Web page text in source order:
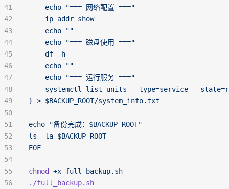
    echo "=== 网络配置 ==="
    ip addr show
    echo ""
    echo "=== 磁盘使用 ==="
    df -h
    echo ""
    echo "=== 运行服务 ==="
systemctl list-units --type=service --
} > $BACKUP_ROOT/system_info.txt
echo "备份完成：$BACKUP_ROOT"
ls -la $BACKUP_ROOT
EOF
chmod +x full_backup.sh
./full_backup.sh
41
42
43
44
45
46
47
48
49
50
51
52
53
54
55
56